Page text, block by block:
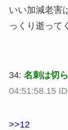
いい加減老害
っくり逝って
34: 名刺は切
04:51:58.15
>>12